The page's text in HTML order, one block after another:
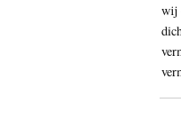
wij